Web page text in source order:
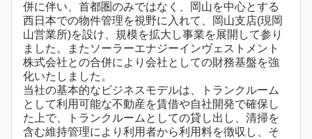
併に伴い、首都圏のみではなく、岡山を中心とする
西日本での物件管理を視野に入れて、岡山支店(現岡
山営業所)を設け、規模を拡大し事業を展開して参り
ました。またソーラーエナジーインヴェストメント
株式会社との合併により会社としての財務基盤を強
化いたしました。
当社の基本的なビジネスモデルは、トランクルーム
として利用可能な不動産を賃借や自社開発で確保し
た上で、トランクルームとしての貸し出し、清掃を
含む維持管理により利用者から利用料を徴収し、そ